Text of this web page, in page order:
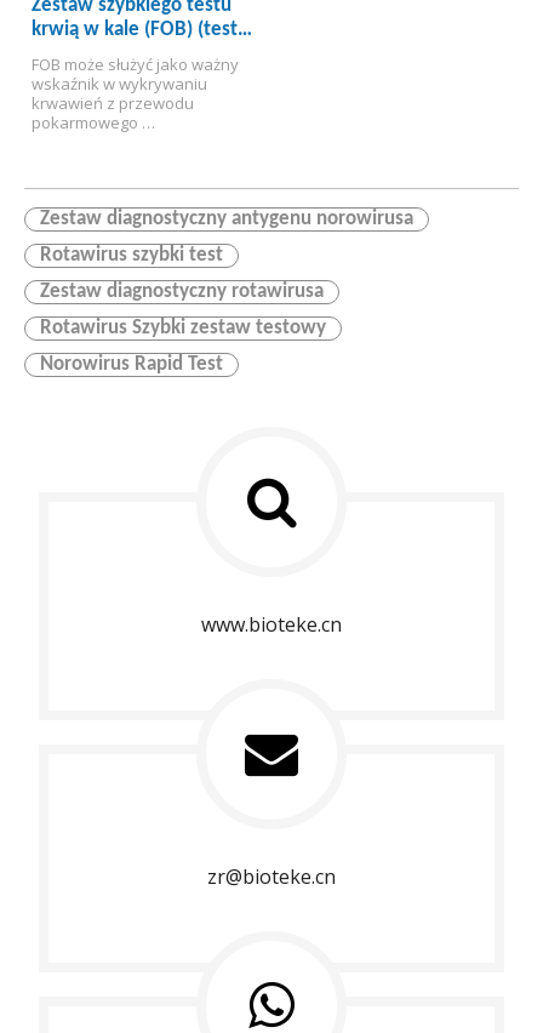
Zestaw szybkiego testu
krwią w kale (FOB) (test
immunochromatograficzny)
FOB może służyć jako ważny
wskaźnik w wykrywaniu
krwawień z przewodu
pokarmowego
przewodu pokarmowego
może wykazywać pozytywny
wynik testu FOB we wczesnym
stadium, natomiast 90% jest w
stadium późnym i wynik ten
będzie się utrzymywał przez
czas nieokreślony. Ponadto
wrzody przewodu
pokarmowego, czerwonka,
Zestaw diagnostyczny antygenu norowirusa
Rotawirus szybki test
Zestaw diagnostyczny rotawirusa
Rotawirus Szybki zestaw testowy
Norowirus Rapid Test
www.bioteke.cn
zr@bioteke.cn